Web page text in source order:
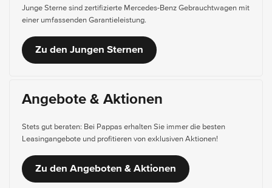
Junge Sterne sind zertifizierte Mercedes-Benz Gebrauchtwagen mit
einer umfassenden Garantieleistung.
Zu den Jungen Sternen
Angebote & Aktionen
Stets gut beraten: Bei Pappas erhalten Sie immer die besten
Leasingangebote und profitieren von exklusiven Aktionen!
Zu den Angeboten & Aktionen